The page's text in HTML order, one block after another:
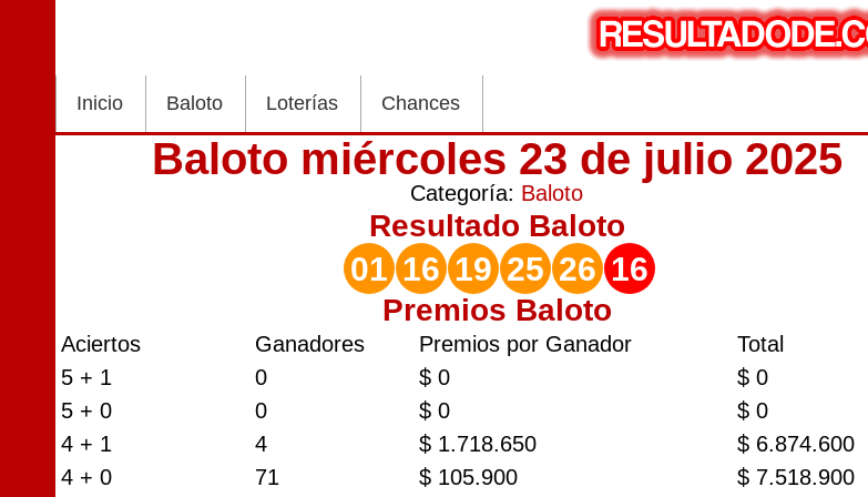
Inicio Baloto Loterías Chances
Baloto miércoles 23 de julio 2025
Categoría: Baloto
Resultado Baloto
01 16 19 25 26 16
Premios Baloto
Aciertos Ganadores Premios por Ganador
Total
5 + 1
0 $ 0
$ 0
5 + 0
0 $ 0
$ 0
4 + 1
4 $ 1.718.650
$ 6.874.600
4 + 0
71 $ 105.900
$ 7.518.900